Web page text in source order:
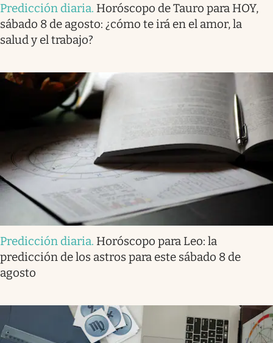
Predicción diaria. Horóscopo de Tauro para HOY,
sábado 8 de agosto: ¿cómo te irá en el amor, la
salud y el trabajo?
Predicción diaria. Horóscopo para Leo: la
predicción de los astros para este sábado 8 de
agosto